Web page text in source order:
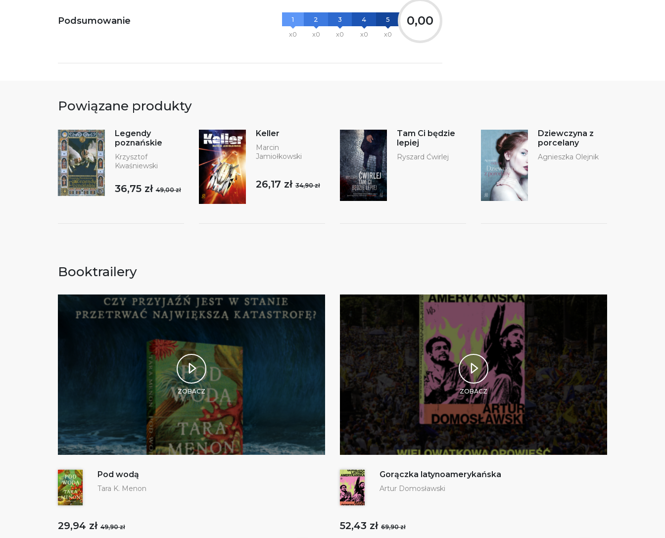
Podsumowanie
1
x0
2
x0
3
x0
4
x0
5
x0
0,00
Powiązane produkty
Legendy
poznańskie
Krzysztof
Kwaśniewski
36,75 zł49,00 zł
Keller
Marcin
Jamiołkowski
26,17 zł34,90 zł
Tam Ci będzie
lepiej
Ryszard Ćwirlej
Dziewczyna z
porcelany
Agnieszka Olejnik
Booktrailery
ZOBACZ
Pod wodą
Tara K. Menon
29,94 zł 49,90 zł
ZOBACZ
Gorączka latynoamerykańska
Artur Domosławski
52,43 zł 69,90 zł